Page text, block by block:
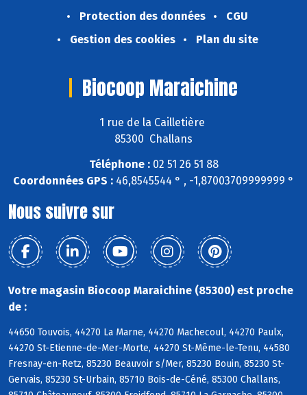
Protection des données
CGU
Gestion des cookies
Plan du site
Biocoop Maraichine
1 rue de la Cailletière
85300 Challans
Téléphone :02 51 26 51 88
Coordonnées GPS : 46,8545544 ° , -1,87003709999999 °
Nous suivre sur
Votre magasin Biocoop Maraichine (85300) est proche
de :
44650 Touvois, 44270 La Marne, 44270 Machecoul, 44270 Paulx,
44270 St-Etienne-de-Mer-Morte, 44270 St-Même-le-Tenu, 44580
Fresnay-en-Retz, 85230 Beauvoir s/Mer, 85230 Bouin, 85230 St-
Gervais, 85230 St-Urbain, 85710 Bois-de-Céné, 85300 Challans,